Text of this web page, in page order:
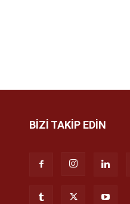
BİZİ TAKİP EDİN